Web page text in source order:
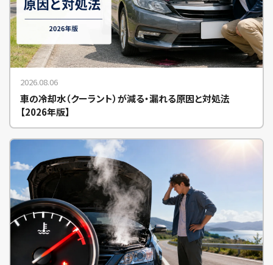
2026.08.06
車の冷却水（クーラント）が減る・漏れる原因と対処法
【2026年版】